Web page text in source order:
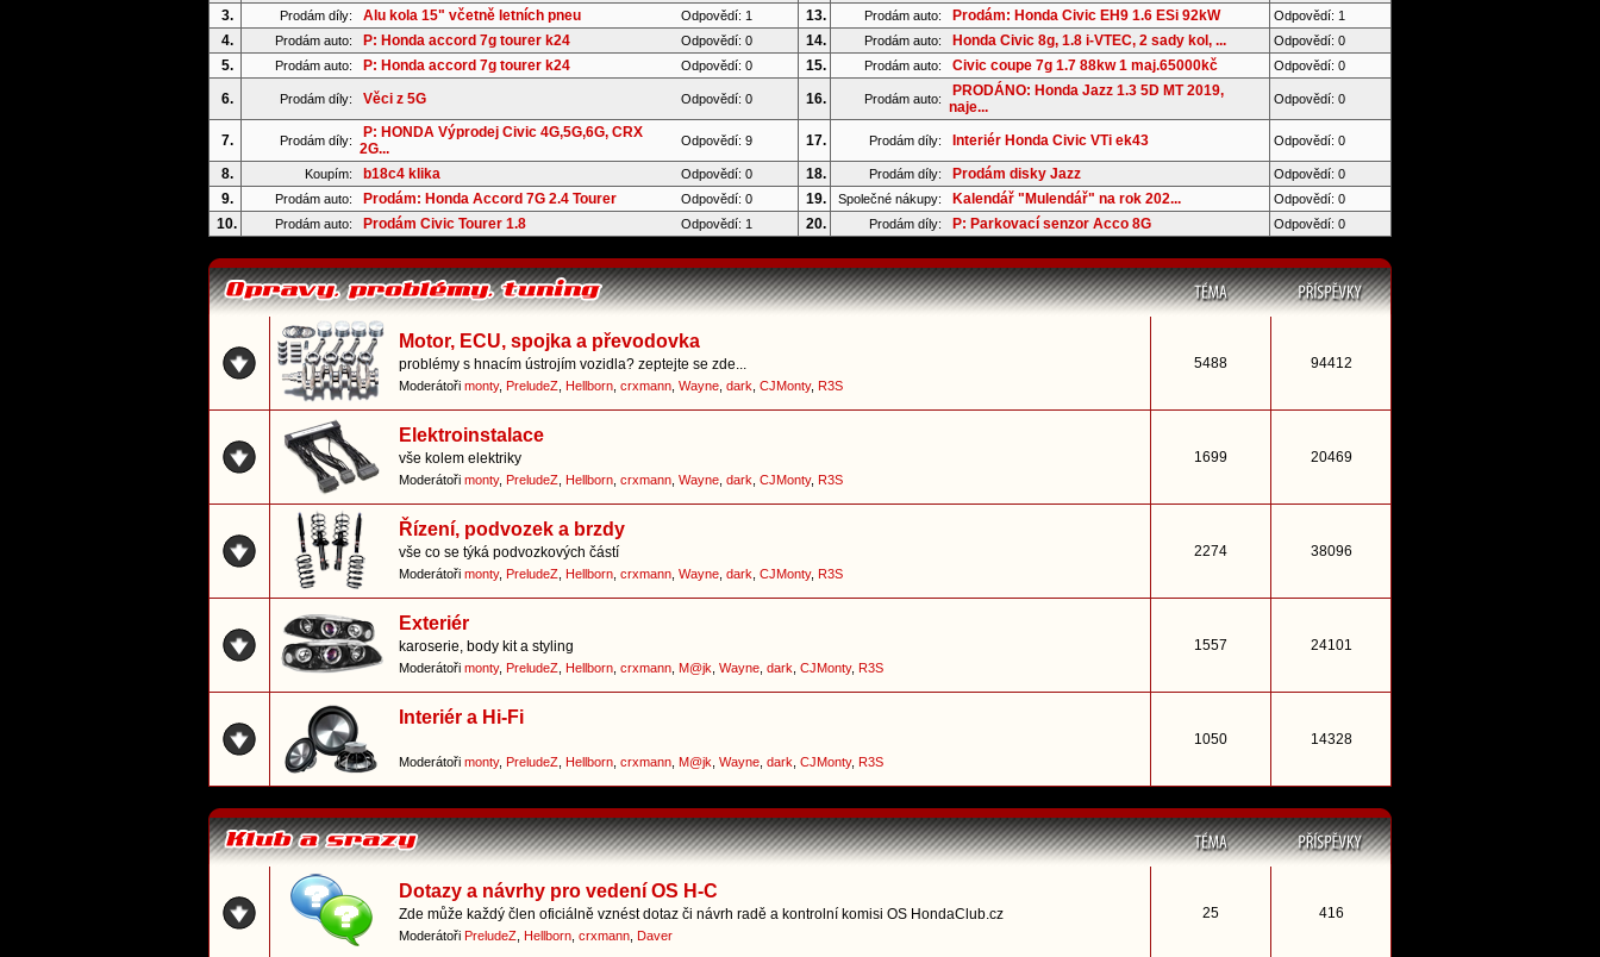
3. Prodám díly: Alu kola 15" včetně letních pneu Odpovědí: 1 13. Prodám auto: Prodám: Honda Civic EH9 1.6 ESi 92kW Odpovědí: 1
4. Prodám auto: P: Honda accord 7g tourer k24 Odpovědí: 0 14. Prodám auto: Honda Civic 8g, 1.8 i-VTEC, 2 sady kol, ... Odpovědí: 0
5. Prodám auto: P: Honda accord 7g tourer k24 Odpovědí: 0 15. Prodám auto: Civic coupe 7g 1.7 88kw 1 maj.65000kč Odpovědí: 0
6. Prodám díly: Věci z 5G Odpovědí: 0 16. Prodám auto:
PRODÁNO: Honda Jazz 1.3 5D MT 2019,
naje...
Odpovědí: 0
7. Prodám díly:
P: HONDA Výprodej Civic 4G,5G,6G, CRX
2G...
Odpovědí: 9 17. Prodám díly: Interiér Honda Civic VTi ek43 Odpovědí: 0
8. Koupím: b18c4 klika Odpovědí: 0 18. Prodám díly: Prodám disky Jazz Odpovědí: 0
9. Prodám auto: Prodám: Honda Accord 7G 2.4 Tourer Odpovědí: 0 19. Společné nákupy: Kalendář "Mulendář" na rok 202... Odpovědí: 0
10. Prodám auto: Prodám Civic Tourer 1.8 Odpovědí: 1 20. Prodám díly: P: Parkovací senzor Acco 8G Odpovědí: 0
Motor, ECU, spojka a převodovka
problémy s hnacím ústrojím vozidla? zeptejte se zde...
Moderátoři monty, PreludeZ Hellborn crxmann Wayne dark CJMonty, R3S
5488 94412
Elektroinstalace
vše kolem elektriky
Moderátoři monty, PreludeZ Hellborn crxmann Wayne dark CJMonty, R3S
1699 20469
Řízení, podvozek a brzdy
vše co se týká podvozkových částí
Moderátoři monty, PreludeZ Hellborn crxmann Wayne dark CJMonty, R3S
2274 38096
Exteriér
karoserie, body kit a styling
Moderátoři monty, PreludeZ Hellborn crxmann M@jk Wayne dark CJMonty, R3S
1557 24101
Interiér a Hi-Fi
Moderátoři monty, PreludeZ Hellborn crxmann M@jk Wayne dark CJMonty, R3S
1050 14328
Dotazy a návrhy pro vedení OS H-C
Zde může každý člen oficiálně vznést dotaz či návrh radě a kontrolní komisi OS HondaClub.cz
Moderátoři PreludeZ Hellborn crxmann Daver
25 416